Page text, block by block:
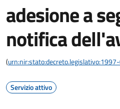
adesione a
notifica
(
Servizio attivo